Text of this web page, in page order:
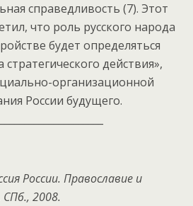
справедливость (7). Этот
что роль русского народа
будет определяться
действия»,
организационной
России будущего.
России. Православие и
СПб., 2008.